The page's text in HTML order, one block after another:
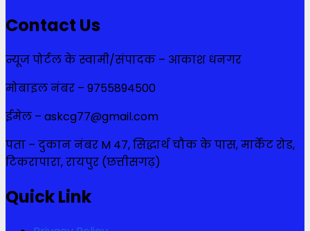
Contact Us
न्यूज पोर्टल के स्वामी/संपादक – आकाश धनगर
मोबाइल नंबर – 9755894500
ईमेल – askcg77@gmail.com
पता – दुकान नंबर M 47, सिद्धार्थ चौक के पास, मार्केट रोड,
टिकरापारा, रायपुर (छत्तीसगढ़)
Quick Link